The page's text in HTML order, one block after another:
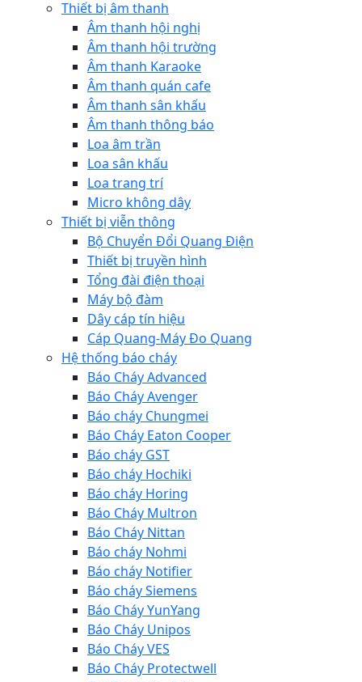
Thiết bị âm thanh
Âm thanh hội nghị
Âm thanh hội trường
Âm thanh Karaoke
Âm thanh quán cafe
Âm thanh sân khấu
Âm thanh thông báo
Loa âm trần
Loa sân khấu
Loa trang trí
Micro không dây
Thiết bị viễn thông
Bộ Chuyển Đổi Quang Điện
Thiết bị truyền hình
Tổng đài điện thoại
Máy bộ đàm
Dây cáp tín hiệu
Cáp Quang-Máy Đo Quang
Hệ thống báo cháy
Báo Cháy Advanced
Báo Cháy Avenger
Báo cháy Chungmei
Báo Cháy Eaton Cooper
Báo cháy GST
Báo cháy Hochiki
Báo cháy Horing
Báo Cháy Multron
Báo Cháy Nittan
Báo cháy Nohmi
Báo cháy Notifier
Báo cháy Siemens
Báo Cháy YunYang
Báo Cháy Unipos
Báo Cháy VES
Báo Cháy Protectwell